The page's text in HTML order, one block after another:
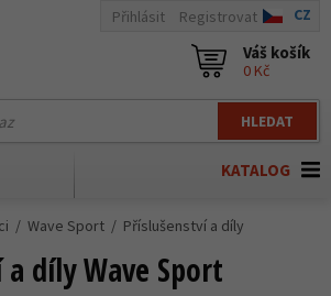
HLEDAT
Přihlásit Registrovat CZ
Váš košík
0 Kč
KATALOG
Wave Sport Příslušenství a díly
díly Wave Sport